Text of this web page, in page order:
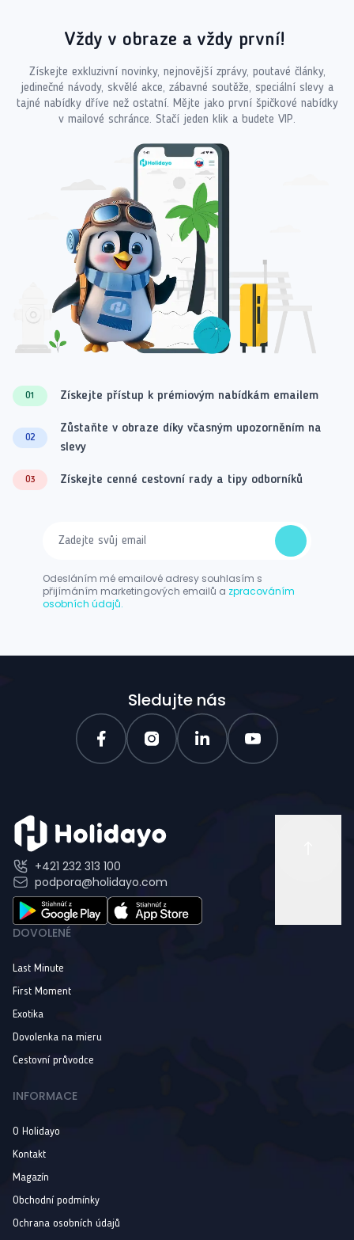
Vždy v obraze a vždy první!
Získejte exkluzivní novinky, nejnovější zprávy, poutavé články,
jedinečné návody, skvělé akce, zábavné soutěže, speciální slevy a
tajné nabídky dříve než ostatní. Mějte jako první špičkové nabídky
v mailové schránce. Stačí jeden klik a budete VIP.
01 Získejte přístup k prémiovým nabídkám emailem
02
Zůstaňte v obraze díky včasným upozorněním na
slevy
03 Získejte cenné cestovní rady a tipy odborníků
Odesláním mé emailové adresy souhlasím s
přijímáním marketingových emailů a zpracováním
osobních údajů.
Sledujte nás
+421 232 313 100
podpora@holidayo.com
DOVOLENÉ
Last Minute
First Moment
Exotika
Dovolenka na mieru
Cestovní průvodce
INFORMACE
O Holidayo
Kontakt
Magazín
Obchodní podmínky
Ochrana osobních údajů